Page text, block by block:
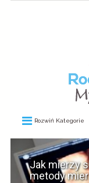
Rozwiń Kategorie
Jak mierzy
metody